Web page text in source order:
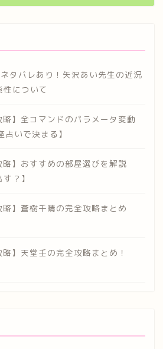
ネタバレあり！矢沢あい先生の近況
性について
略】全コマンドのパラメータ変動
いで決まる】
略】おすすめの部屋選びを解説
？】
略】蒼樹千晴の完全攻略まとめ
略】天堂壬の完全攻略まとめ！